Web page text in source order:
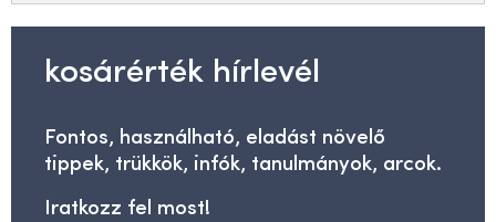
kosárérték hírlevél
Fontos, használható, eladást növelő
tippek, trükkök, infók, tanulmányok, arcok.
Iratkozz fel most!